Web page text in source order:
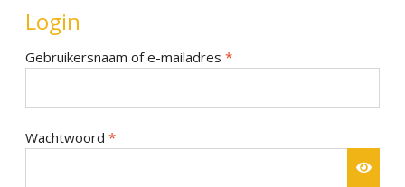
Textiel
Gereedschap
Advies
Login
Gebruikersnaam of e-mailadres *Vereist
Wachtwoord *Vereist